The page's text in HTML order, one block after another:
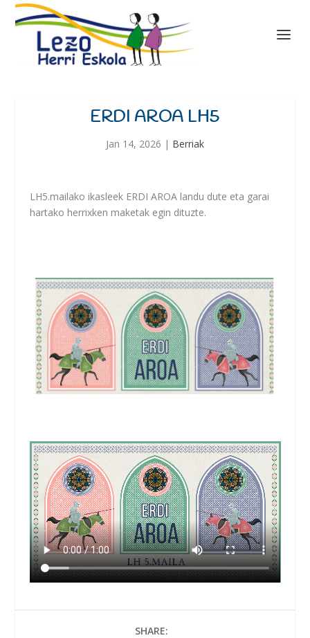
ERDI AROA LH5
Jan 14, 2026 | Berriak
LH5.mailako ikasleek ERDI AROA landu dute eta garai
hartako herrixken maketak egin dituzte.
SHARE: